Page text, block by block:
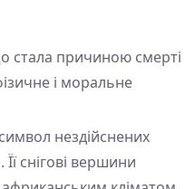
стала причиною смерті
і моральне
нездійснених
снігові вершини